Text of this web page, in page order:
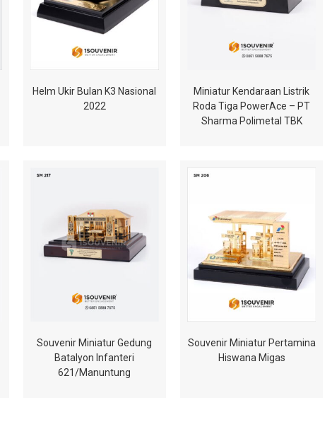
Helm Ukir Bulan K3 Nasional
2022
Miniatur Kendaraan Listrik
Roda Tiga PowerAce – PT
Sharma Polimetal TBK
Souvenir Miniatur Gedung
Batalyon Infanteri
621/Manuntung
Souvenir Miniatur Pertamina
Hiswana Migas